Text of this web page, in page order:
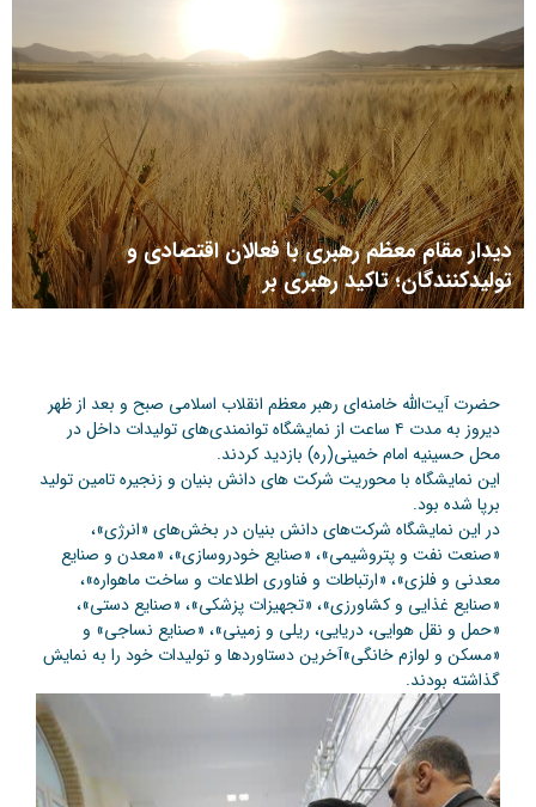
دیدار مقام معظم رهبری با فعالان اقتصادی و
تولیدکنندگان؛ تاکید رهبری بر
حضرت آیت‌الله خامنه‌ای رهبر معظم انقلاب اسلامی صبح و بعد از ظهر
دیروز به مدت ۴ ساعت از نمایشگاه توانمندی‌های تولیدات داخل در
محل حسینیه امام خمینی(ره) بازدید کردند.
این نمایشگاه با محوریت شرکت های دانش بنیان و زنجیره تامین تولید
برپا شده بود.
در این نمایشگاه شرکت‌های دانش بنیان در بخش‌های «انرژی»،
«صنعت نفت و پتروشیمی»، «صنایع خودروسازی»، «معدن و صنایع
معدنی و فلزی»، «ارتباطات و فناوری اطلاعات و ساخت ماهواره»،
«صنایع غذایی و کشاورزی»، «تجهیزات پزشکی»، «صنایع دستی»،
«حمل و نقل هوایی، دریایی، ریلی و زمینی»، «صنایع نساجی» و
«مسکن و لوازم خانگی»آخرین دستاوردها و تولیدات خود را به نمایش
گذاشته بودند.